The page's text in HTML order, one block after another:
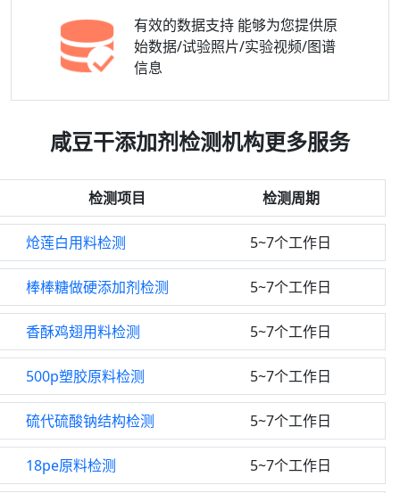
有效的数据支持 能够为您提供原
始数据/试验照片/实验视频/图谱
信息
咸豆干添加剂检测机构更多服务
检测项目 检测周期
炝莲白用料检测 5~7个工作日
棒棒糖做硬添加剂检测 5~7个工作日
香酥鸡翅用料检测 5~7个工作日
500p塑胶原料检测 5~7个工作日
硫代硫酸钠结构检测 5~7个工作日
18pe原料检测 5~7个工作日